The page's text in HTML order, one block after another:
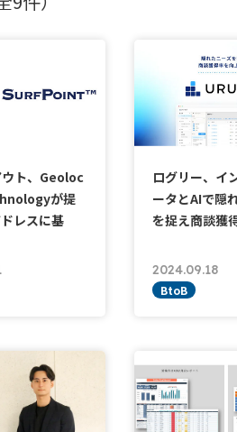
ト、Geoloc
が提
レスに基
ログリー、イ
ータとAIで隠
を捉え商談獲
2024.09.18
BtoB